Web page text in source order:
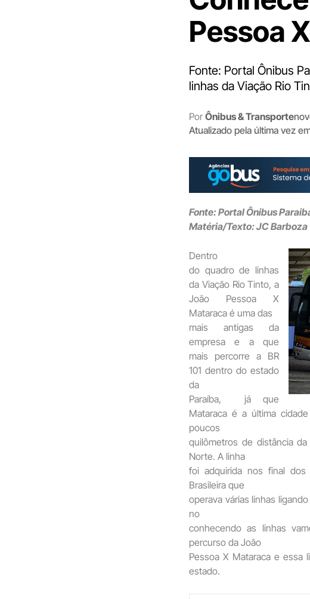
Pessoa
Fonte: Portal Ônibus
linhas da Viação Rio
Por Ônibus & Transporte
Atualizado pela última vez
Fonte: Portal Ônibus
Matéria/Texto: JC Barboza
Dentro
do quadro de linhas
da Viação Rio Tinto, a
João Pessoa X
Mataraca é uma das
mais antigas da
empresa e a que
mais percorre a BR
101 dentro do estado
da
Paraíba, já que
Mataraca é a última
poucos
quilômetros de distância
Norte. A linha
foi adquirida nos final
Brasileira que
operava várias linhas
no
conhecendo as linhas
percurso da João
Pessoa X Mataraca e
estado.